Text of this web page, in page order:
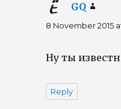
GQ
8 November 2015
Ну ты
Reply